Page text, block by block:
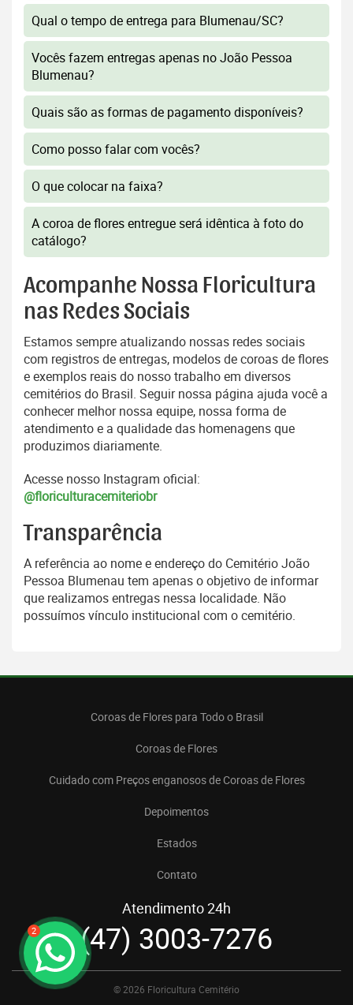
2
Qual o tempo de entrega para Blumenau/SC?
Vocês fazem entregas apenas no João Pessoa
Blumenau?
Quais são as formas de pagamento disponíveis?
Como posso falar com vocês?
O que colocar na faixa?
A coroa de flores entregue será idêntica à foto do
catálogo?
Acompanhe Nossa Floricultura
nas Redes Sociais
Estamos sempre atualizando nossas redes sociais
com registros de entregas, modelos de coroas de flores
e exemplos reais do nosso trabalho em diversos
cemitérios do Brasil. Seguir nossa página ajuda você a
conhecer melhor nossa equipe, nossa forma de
atendimento e a qualidade das homenagens que
produzimos diariamente.
Acesse nosso Instagram oficial:
@floriculturacemiteriobr
Transparência
A referência ao nome e endereço do Cemitério João
Pessoa Blumenau tem apenas o objetivo de informar
que realizamos entregas nessa localidade. Não
possuímos vínculo institucional com o cemitério.
Coroas de Flores para Todo o Brasil
Coroas de Flores
Cuidado com Preços enganosos de Coroas de Flores
Depoimentos
Estados
Contato
Atendimento 24h
(47) 3003-7276
© 2026 Floricultura Cemitério